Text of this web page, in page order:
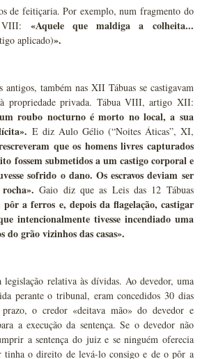
de feitiçaria. Por exemplo, num fragmento do
VIII: «Aquele que maldiga a colheita...
aplicado)».
antigos, também nas XII Tábuas se castigavam
à propriedade privada. Tábua VIII, artigo XII:
roubo nocturno é morto no local, a sua
E diz Aulo Gélio (“Noites Áticas”, XI,
que os homens livres capturados
fossem submetidos a um castigo corporal e
sofrido o dano. Os escravos deviam ser
Gaio diz que as Leis das 12 Tábuas
pôr a ferros e, depois da flagelação, castigar
intencionalmente tivesse incendiado uma
do grão vizinhos das casas».
relativa às dívidas. Ao devedor, uma
perante o tribunal, eram concedidos 30 dias
o credor «deitava mão» do devedor e
a execução da sentença. Se o devedor não
a sentença do juiz e se ninguém oferecia
tinha o direito de levá-lo consigo e de o pôr a